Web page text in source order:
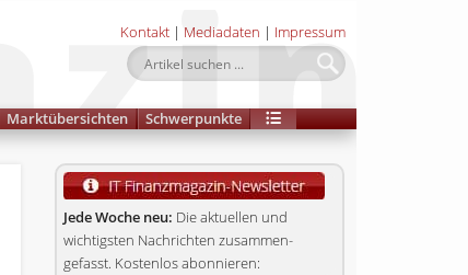
Kontakt | Mediadaten | Impressum
Marktübersichten Schwerpunkte
Jede Woche neu: Die aktuellen und
wichtigsten Nachrichten zusammen­
gefasst. Kostenlos abonnieren: